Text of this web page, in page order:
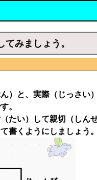
みましょう。
）と、実際（じっさい
。
たい）して親切（しん
書くようにしましょう。